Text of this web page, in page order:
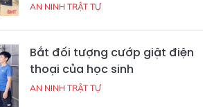
AN NINH TRẬT TỰ
Bắt đối tượng cướp giật điện
thoại của học sinh
AN NINH TRẬT TỰ